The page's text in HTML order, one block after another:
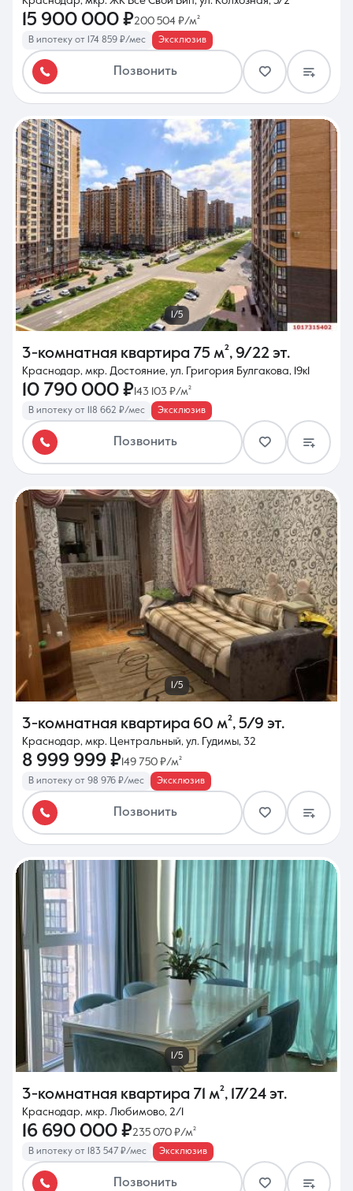
15 900 000 ₽200 504 ₽/м²
В ипотеку от 174 859 ₽/мес Эксклюзив
Позвонить
1/5
3-комнатная квартира 75 м², 9/22 эт.
Краснодар, мкр. Достояние, ул. Григория Булгакова, 19к1
10 790 000 ₽143 103 ₽/м²
В ипотеку от 118 662 ₽/мес Эксклюзив
Позвонить
1/5
3-комнатная квартира 60 м², 5/9 эт.
Краснодар, мкр. Центральный, ул. Гудимы, 32
8 999 999 ₽ 149 750 ₽/м²
В ипотеку от 98 976 ₽/мес Эксклюзив
Позвонить
1/5
3-комнатная квартира 71 м², 17/24 эт.
Краснодар, мкр. Любимово, 2/1
16 690 000 ₽235 070 ₽/м²
В ипотеку от 183 547 ₽/мес Эксклюзив
Позвонить